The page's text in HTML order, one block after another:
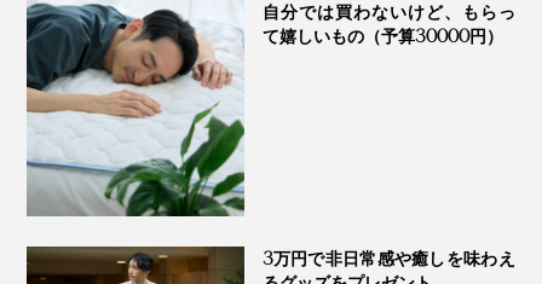
自分では買わないけど、もらっ
て嬉しいもの（予算30000円）
3万円で非日常感や癒しを味わえ